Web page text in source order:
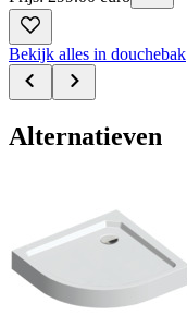
Bekijk alles in douchebak
Alternatieven